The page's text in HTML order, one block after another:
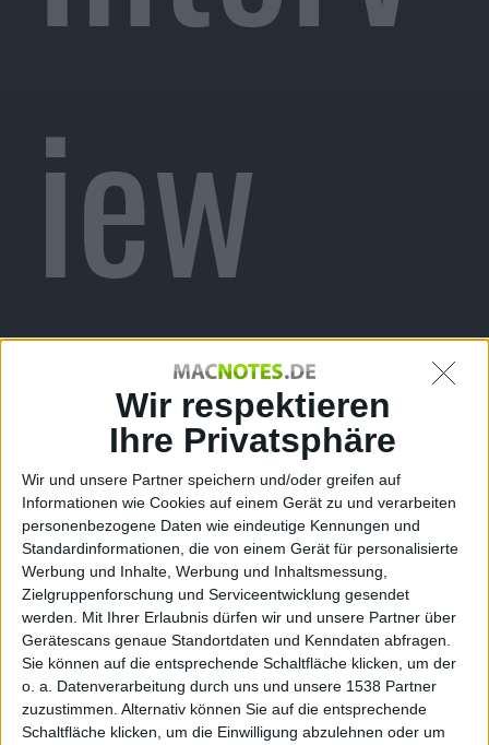
Wir respektieren
Ihre Privatsphäre
Wir und unsere Partner speichern und/oder greifen auf
Informationen wie Cookies auf einem Gerät zu und verarbeiten
personenbezogene Daten wie eindeutige Kennungen und
Standardinformationen, die von einem Gerät für personalisierte
Werbung und Inhalte, Werbung und Inhaltsmessung,
Zielgruppenforschung und Serviceentwicklung gesendet
werden. Mit Ihrer Erlaubnis dürfen wir und unsere Partner über
Gerätescans genaue Standortdaten und Kenndaten abfragen.
Sie können auf die entsprechende Schaltfläche klicken, um der
o. a. Datenverarbeitung durch uns und unsere 1538 Partner
zuzustimmen. Alternativ können Sie auf die entsprechende
Schaltfläche klicken, um die Einwilligung abzulehnen oder um
iew
von